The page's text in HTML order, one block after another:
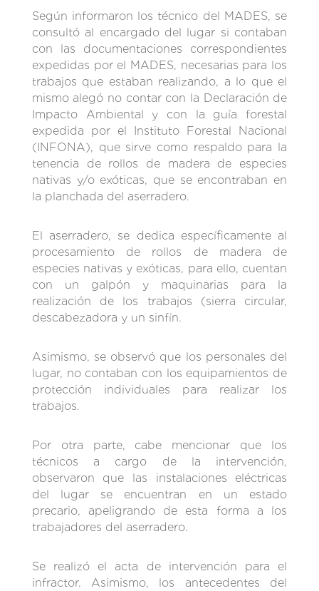
Según informaron los técnico del MADES, se
consultó al encargado del lugar si contaban
con las documentaciones correspondientes
expedidas por el MADES, necesarias para los
trabajos que estaban realizando, a lo que el
mismo alegó no contar con la Declaración de
Impacto Ambiental y con la guía forestal
expedida por el Instituto Forestal Nacional
(INFONA), que sirve como respaldo para la
tenencia de rollos de madera de especies
nativas y/o exóticas, que se encontraban en
la planchada del aserradero.
El aserradero, se dedica específicamente al
procesamiento de rollos de madera de
especies nativas y exóticas, para ello, cuentan
con un galpón y maquinarias para la
realización de los trabajos (sierra circular,
descabezadora y un sinfín.
Asimismo, se observó que los personales del
lugar, no contaban con los equipamientos de
protección individuales para realizar los
trabajos.
Por otra parte, cabe mencionar que los
técnicos a cargo de la intervención,
observaron que las instalaciones eléctricas
del lugar se encuentran en un estado
precario, apeligrando de esta forma a los
trabajadores del aserradero.
Se realizó el acta de intervención para el
infractor. Asimismo, los antecedentes del